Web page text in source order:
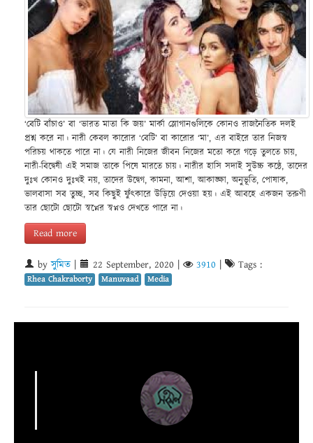
‘বেটি বাঁচাও’ বা ‘ভারত মাতা কি জয়’ মার্কা স্লোগানগুলিকে কোনও রাজনৈতিক দলই
প্রশ্ন করে না। নারী কেবল কারোর ‘বেটি’ বা কারোর ‘মা’, এর বাইরে তার নিজস্ব
পরিচয় থাকতে পারে না। যে নারী নিজের জীবন নিজের মতো করে গড়ে তুলতে চায়,
নারী-বিদ্বেষী এই সমাজ তাকে পিষে মারতে চায়। নারীর হাসি সদাই সুউচ্চ কন্ঠে, তাদের
দুঃখ কোনও দুঃখই নয়, তাদের উদ্বেগ, কামনা, আশা, আকাঙ্ক্ষা, অনুভূতি, পোষাক,
ভালবাসা সব তুচ্ছ, সব কিছুই ফুঁৎকারে উড়িয়ে দেওয়া হয়। এই আবহে একজন তরুণী
তার ছোটো ছোটো স্বপ্নের স্বপ্নও দেখতে পারে না।
Read more
byসুমিত 22 September, 2020 3910 Tags :
Rhea Chakraborty Manuvaad Media